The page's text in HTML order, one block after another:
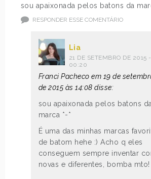
sou apaixonada pelos batons da
RESPONDER ESSE COMENTÁRIO
Lia
21 DE SETEMBRO DE 2015 -
00:20
Franci Pacheco em 19 de
de 2015 às 14:08 disse:
sou apaixonada pelos batons
marca *-*
É uma das minhas marcas
de batom hehe :) Acho q eles
conseguem sempre inventar
novas e diferentes, bomba mto!